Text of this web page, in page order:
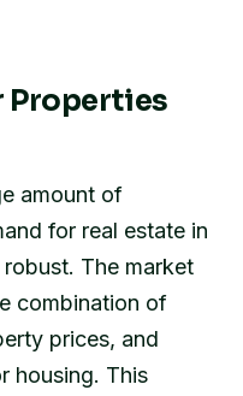
Properties
amount of
for real estate in
The market
combination of
prices, and
housing. This